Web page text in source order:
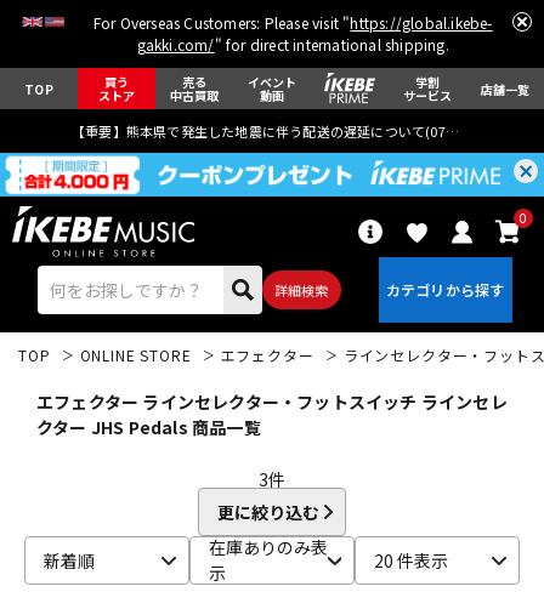
For Overseas Customers: Please visit "https://global.ikebe-
gakki.com/" for direct international shipping.
TOP 買う
ストア
売る
中古買取
イベント
動画
学割
サービス 店舗一覧
【重要】熊本県で発生した地震に伴う配送の遅延について(07月29日
詳細検索
0
ベース ウクレレ
TOP ONLINE STORE エフェクター ラインセレクター・フット
エフェクター ラインセレクター・フットスイッチ ラインセレ
クター JHS Pedals 商品一覧
3件
更に絞り込む
新着順
在庫ありのみ表
示
20 件表示